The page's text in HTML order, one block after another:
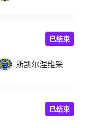
斯凯尔涅维采
已结束
已结束